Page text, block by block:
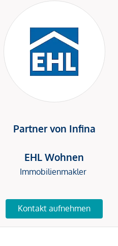
Partner von Infina
EHL Wohnen
Immobilienmakler
Kontakt aufnehmen